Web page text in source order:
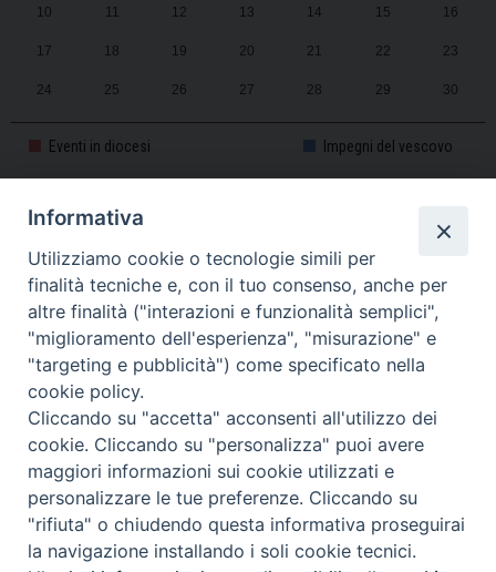
10 11 12 13 14 15 16
17 18 19 20 21 22 23
24 25 26 27 28 29 30
31 1 2 3 4 5 6
Eventi in diocesi Impegni del vescovo
CALENDARIO PASTORALE 2025-2026
Piazza Duomo, 11 - 27100 Pavia - Tel. 0382.386511 - Fax
0382.386525 -servizigenerali@diocesi.pavia.it -Privacy policy
Twitter
Informativa
Utilizziamo cookie o tecnologie simili per
finalità tecniche e, con il tuo consenso, anche per
altre finalità ("interazioni e funzionalità semplici",
"miglioramento dell'esperienza", "misurazione" e
"targeting e pubblicità") come specificato nella
cookie policy.
Cliccando su "accetta" acconsenti all'utilizzo dei
cookie. Cliccando su "personalizza" puoi avere
maggiori informazioni sui cookie utilizzati e
personalizzare le tue preferenze. Cliccando su
"rifiuta" o chiudendo questa informativa proseguirai
la navigazione installando i soli cookie tecnici.